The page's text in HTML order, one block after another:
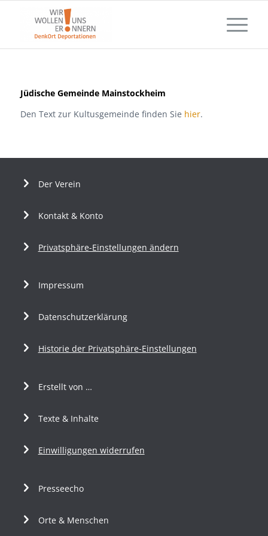
Jüdische Gemeinde Mainstockheim
Den Text zur Kultusgemeinde finden Sie hier.
Der Verein
Kontakt & Konto
Privatsphäre-Einstellungen ändern
Impressum
Datenschutzerklärung
Historie der Privatsphäre-Einstellungen
Erstellt von …
Texte & Inhalte
Einwilligungen widerrufen
Presseecho
Orte & Menschen